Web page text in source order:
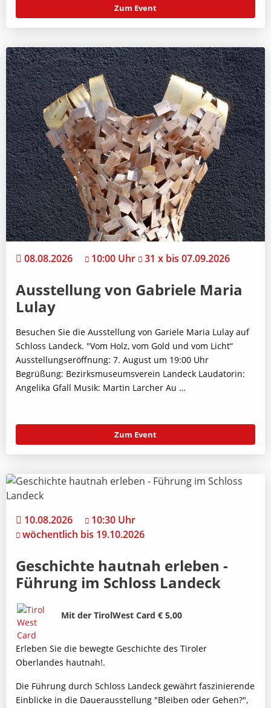
Zum Event
08.08.2026 10:00 Uhr 31 x bis 07.09.2026
Ausstellung von Gabriele Maria
Lulay
Besuchen Sie die Ausstellung von Gariele Maria Lulay auf
Schloss Landeck. "Vom Holz, vom Gold und vom Licht“
Ausstellungseröffnung: 7. August um 19:00 Uhr
Begrüßung: Bezirksmuseumsverein Landeck Laudatorin:
Angelika Gfall Musik: Martin Larcher Au …
Zum Event
10.08.2026
10:30 Uhr
wöchentlich bis 19.10.2026
Geschichte hautnah erleben -
Führung im Schloss Landeck
Bild
Beschreibung
Mit der TirolWest Card € 5,00
Erleben Sie die bewegte Geschichte des Tiroler
Oberlandes hautnah!.
Die Führung durch Schloss Landeck gewährt faszinierende
Einblicke in die Dauerausstellung "Bleiben oder Gehen?",